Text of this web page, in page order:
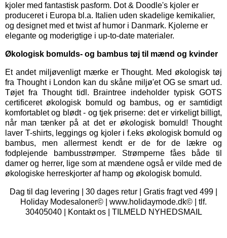
kjoler med fantastisk pasform. Dot & Doodle's kjoler er
produceret i Europa bl.a. Italien uden skadelige kemikalier,
og designet med et twist af humor i Danmark. Kjolerne er
elegante og moderigtige i up-to-date materialer.
Økologisk bomulds- og bambus tøj til mænd og kvinder
Et andet miljøvenligt mærke erThought. Med økologisk tøj
fra Thought i London kan du skåne miljø'et OG se smart ud.
Tøjet fra Thought tidl. Braintree indeholder typisk GOTS
certificeret økologisk bomuld og bambus, og er samtidigt
komfortablet og blødt - og tjek priserne: det er virkeligt billigt,
når man tænker på at det er økologisk bomuld! Thought
laver T-shirts, leggings og kjoler i f.eks økologisk bomuld og
bambus, men allermest kendt er de for de lækre og
fodplejende bambusstrømper. Strømperne fåes både til
damer og herrer, lige som at mændene også er vilde med de
økologiske herreskjorter af hamp og økologisk bomuld.
Dag til dag levering | 30 dages retur | Gratis fragt ved 499 |
Holiday Modesaloner© | www.holidaymode.dk© | tlf.
30405040 |
Kontakt os| TILMELD NYHEDSMAIL